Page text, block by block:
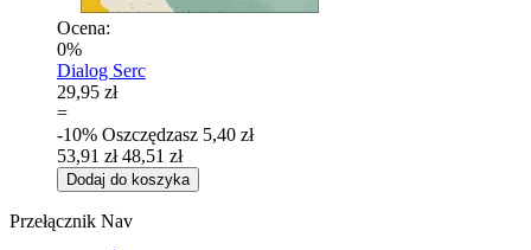
Ocena:
0%
Dialog Serc
29,95 zł
=
-10% Oszczędzasz 5,40 zł
53,91 zł 48,51 zł
Dodaj do koszyka
Przełącznik Nav